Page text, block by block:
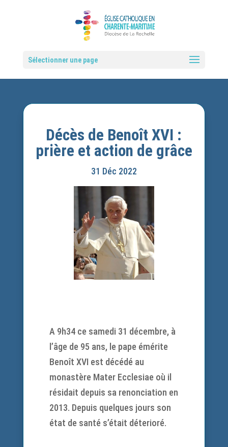
Sélectionner une page
Décès de Benoît XVI :
prière et action de grâce
31 Déc 2022
A 9h34 ce samedi 31 décembre, à
l’âge de 95 ans, le pape émérite
Benoît XVI est décédé au
monastère Mater Ecclesiae où il
résidait depuis sa renonciation en
2013. Depuis quelques jours son
état de santé s’était déterioré.